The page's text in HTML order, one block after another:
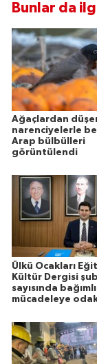
Bunlar da
Ağaçlardan
narenciyelerle
Arap bülbülleri
görüntülendi
Ülkü Ocakları
Kültür Dergisi
sayısında
mücadeleye